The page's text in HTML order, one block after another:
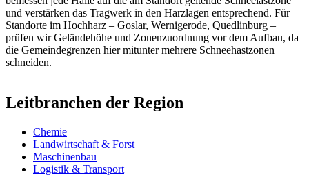
und verstärken das Tragwerk in den Harzlagen entsprechend. Für
Standorte im Hochharz – Goslar, Wernigerode, Quedlinburg –
prüfen wir Geländehöhe und Zonenzuordnung vor dem Aufbau, da
die Gemeindegrenzen hier mitunter mehrere Schneehastzonen
schneiden.
Leitbranchen der Region
Chemie
Landwirtschaft & Forst
Maschinenbau
Logistik & Transport